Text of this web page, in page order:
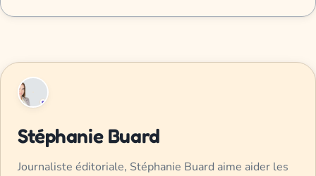
Stéphanie Buard
Journaliste éditoriale, Stéphanie Buard aime aider les